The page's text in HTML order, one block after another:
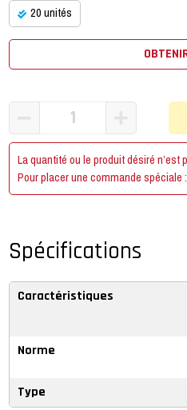
20 unités
La quantité ou le produit désiré
Pour placer une commande spéciale :
Spécifications
Caractéristiques
Norme
Type